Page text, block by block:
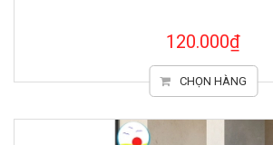
120.000₫
CHỌN HÀNG